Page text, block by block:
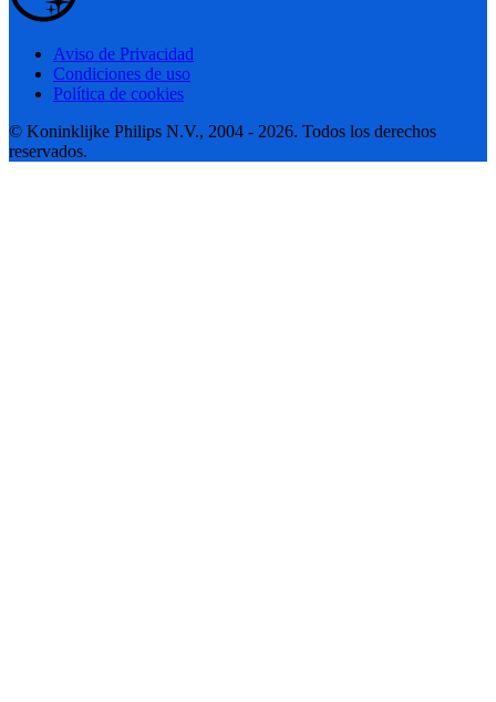
Aviso de Privacidad
Condiciones de uso
Política de cookies
© Koninklijke Philips N.V., 2004 - 2026. Todos los derechos
reservados.